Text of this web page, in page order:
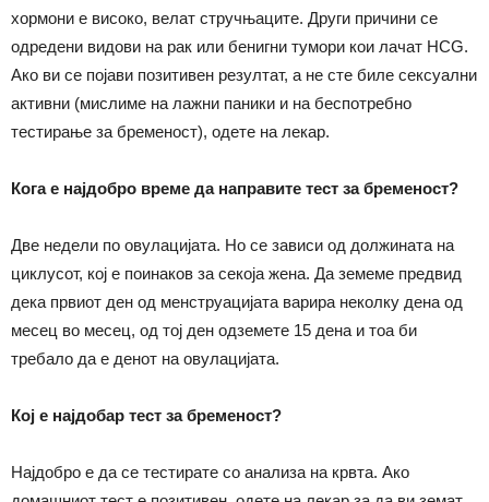
хормони е високо, велат стручњаците. Други причини се
одредени видови на рак или бенигни тумори кои лачат HCG.
Ако ви се појави позитивен резултат, а не сте биле сексуални
активни (мислиме на лажни паники и на беспотребно
тестирање за бременост), одете на лекар.
Кога е најдобро време да направите тест за бременост?
Две недели по овулацијата. Но се зависи од должината на
циклусот, кој е поинаков за секоја жена. Да земеме предвид
дека првиот ден од менструацијата варира неколку дена од
месец во месец, од тој ден одземете 15 дена и тоа би
требало да е денот на овулацијата.
Кој е најдобар тест за бременост?
Најдобро е да се тестирате со анализа на крвта. Ако